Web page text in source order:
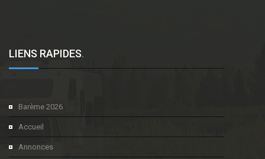
LIENS RAPIDES.
Barème 2026
Accueil
Annonces